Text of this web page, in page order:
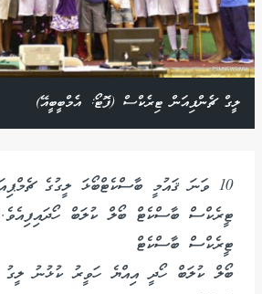
ލީގް ޗެންޕިއަން ޓިރެކްސް (ފޮޓޯ: އެމްބީބީއޭ)
10 ވަނަ ޤައުމީ ބާސްކެޓްބޯޅަ ލީގުގެ ޗެމްޕިއަންކަން
ޓީރެކްސް ބާސްކެޓް ބޯލް ކުލަބް
ޓީރެކްސް ބާސްކެޓް
ބޯލް ކުލަބް ހޯދީ އިއްޔެ ހަވީރު ކުޅުނު ލީގު